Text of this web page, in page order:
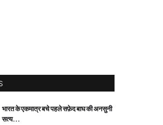
भारत के एकमात्र बचे पहले सफ़ेद बाघ की अनसुनी
सत्य...